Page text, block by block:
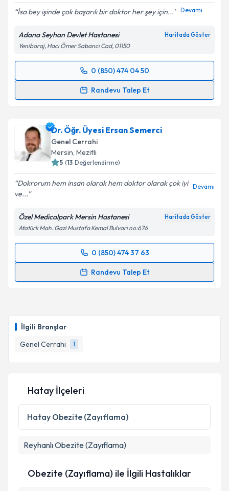
İlgili Branşlar
Genel Cerrahi
1
İsa bey işinde çok başarılı bir doktor her şey için... Devamı
Adana Seyhan Devlet Hastanesi Haritada Göster
Yenibaraj, Hacı Ömer Sabancı Cad, 01150
0 (850) 474 04 50
Randevu Talep Et
Randevu Takvimi Talebi
için bir takvim hazırlandığında e-posta ile
bilgilendireceğiz.
E-posta Adresiniz
Metni'ni okudum ve kişisel verilerimin belirtilen
kapsamda işlenmesini kabul ediyorum.
Takvim Talebini Gönder
Dr. Öğr. Üyesi Ersan Semerci
Genel Cerrahi
Mersin, Mezitli
5 (13 Değerlendirme)
Dokrorum hem insan olarak hem doktor olarak çok iyi
ve...
Devamı
Özel Medicalpark Mersin Hastanesi Haritada Göster
Atatürk Mah. Gazi Mustafa Kemal Bulvarı no:676
0 (850) 474 37 63
Randevu Talep Et
Randevu Takvimi Talebi
bilgilendireceğiz.
E-posta Adresiniz
Kişisel verilerimin işlenmesine ilişkin
Metni'ni okudum ve kişisel verilerimin belirtilen
kapsamda işlenmesini kabul ediyorum.
Takvim Talebini Gönder
Hatay İlçeleri
Hatay Obezite (Zayıflama)
ReyhanlıObezite (Zayıflama)
Obezite (Zayıflama) ile İlgili Hastalıklar